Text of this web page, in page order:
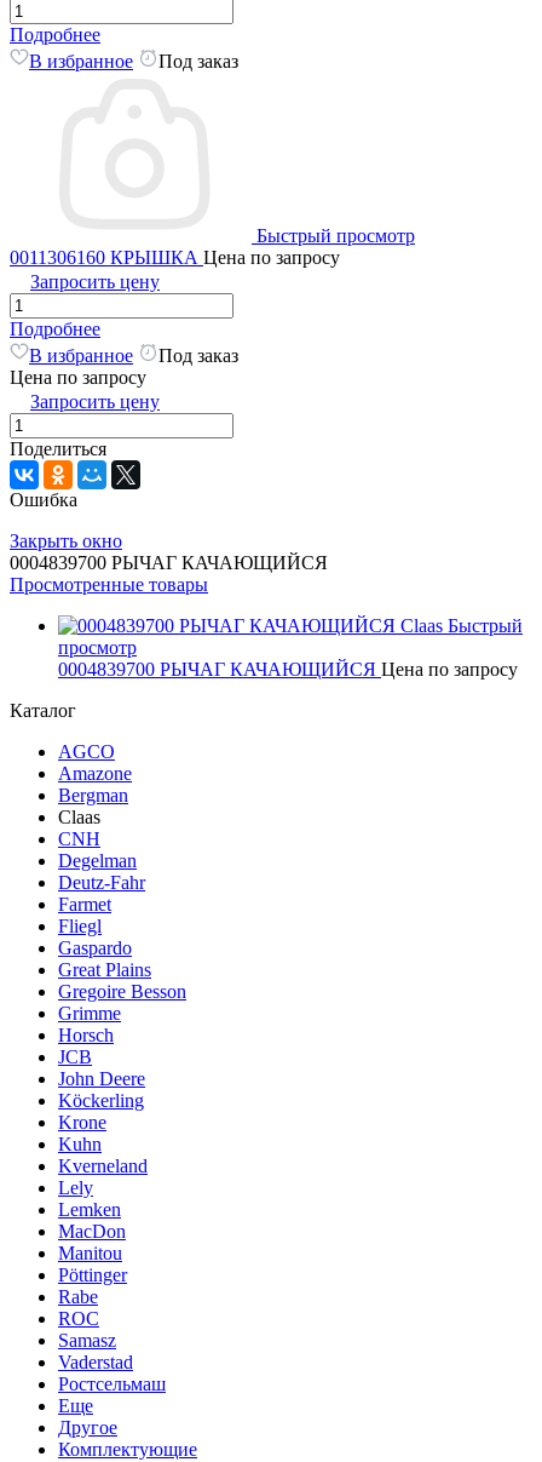
Подробнее
В избранное
Под заказ
Быстрый просмотр
0011306160 КРЫШКА Цена по запросу
Запросить цену
Подробнее
В избранное
Под заказ
Цена по запросу
Запросить цену
Поделиться
Ошибка
Закрыть окно
0004839700 РЫЧАГ КАЧАЮЩИЙСЯ
Просмотренные товары
Быстрый
просмотр
0004839700 РЫЧАГ КАЧАЮЩИЙСЯ Цена по запросу
Каталог
AGCO
Amazone
Bergman
Claas
CNH
Degelman
Deutz-Fahr
Farmet
Fliegl
Gaspardo
Great Plains
Gregoire Besson
Grimme
Horsch
JCB
John Deere
Köckerling
Krone
Kuhn
Kverneland
Lely
Lemken
MacDon
Manitou
Pöttinger
Rabe
ROC
Samasz
Vaderstad
Ростсельмаш
Еще
Другое
Комплектующие